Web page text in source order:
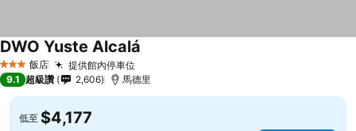
3 星級 飯店 提供館內停車位
DWO Yuste Alcalá
9.1 超級讚 2,606 馬德里
低至 $4,177